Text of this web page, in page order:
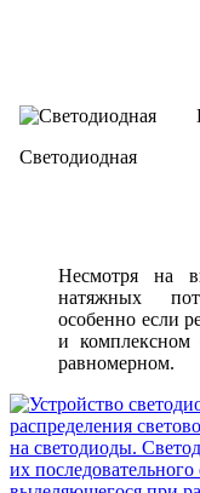
Светодиодная
Несмотря на
натяжных
особенно если
и комплексном
равномерном.